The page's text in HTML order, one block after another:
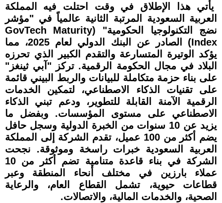
يأتي هذا الإطلاق في وقت احتلت فيه المملكة
العربية السعودية المرتبة الثانية عالمياً في "مؤشر
نضج التكنولوجيا الحكومية" (GovTech Maturity
Index) الصادر عن البنك الدولي لعام 2025، مما
يؤكد الوتيرة المتسارعة والتقدم الكبير الذي تحرزه
البلاد في مجال الحكومة الرقمية. تركز "آبي ثينغز"
على بناء حزمة متكاملة للبيانات والربط البيني قائمة
على تقنيات الذكاء الاصطناعي، لتمكين الخدمات
الرقمية الآمنة القابلة للتطوير، ودعم تبني الذكاء
الاصطناعي على مستوى المؤسسات. وبفضل ما
يزيد عن 10 سنوات من الخبرة الدولية وسجل حافل
يضم أكثر من 100 عميل، تقدم الشركة إلى المملكة
العربية السعودية خبرات راسخة وموثوقة. نجحت
الشركة في بناء قاعدة متنامية تضم أكثر من 10
عملاء بارزين في مختلف أنحاء المنطقة وعبر
قطاعات حيوية، تشمل القطاع العام، والرعاية
الصحية، والخدمات المالية، والاتصالات.